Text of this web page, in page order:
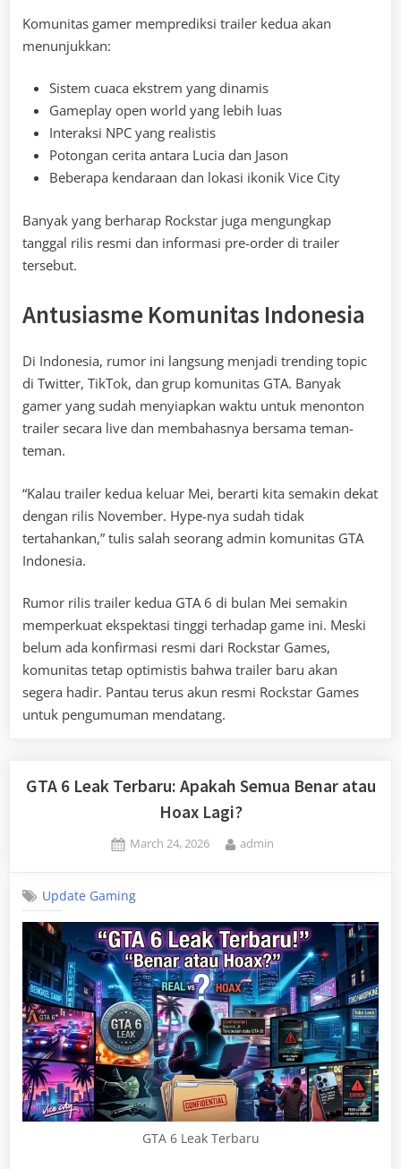
Komunitas gamer memprediksi trailer kedua akan
menunjukkan:
Sistem cuaca ekstrem yang dinamis
Gameplay open world yang lebih luas
Interaksi NPC yang realistis
Potongan cerita antara Lucia dan Jason
Beberapa kendaraan dan lokasi ikonik Vice City
Banyak yang berharap Rockstar juga mengungkap
tanggal rilis resmi dan informasi pre-order di trailer
tersebut.
Antusiasme Komunitas Indonesia
Di Indonesia, rumor ini langsung menjadi trending topic
di Twitter, TikTok, dan grup komunitas GTA. Banyak
gamer yang sudah menyiapkan waktu untuk menonton
trailer secara live dan membahasnya bersama teman-
teman.
“Kalau trailer kedua keluar Mei, berarti kita semakin dekat
dengan rilis November. Hype-nya sudah tidak
tertahankan,” tulis salah seorang admin komunitas GTA
Indonesia.
Rumor rilis trailer kedua GTA 6 di bulan Mei semakin
memperkuat ekspektasi tinggi terhadap game ini. Meski
belum ada konfirmasi resmi dari Rockstar Games,
komunitas tetap optimistis bahwa trailer baru akan
segera hadir. Pantau terus akun resmi Rockstar Games
untuk pengumuman mendatang.
GTA 6 Leak Terbaru: Apakah Semua Benar atau
Hoax Lagi?
Posted
March 24, 2026 By
admin
Update Gaming
GTA 6 Leak Terbaru